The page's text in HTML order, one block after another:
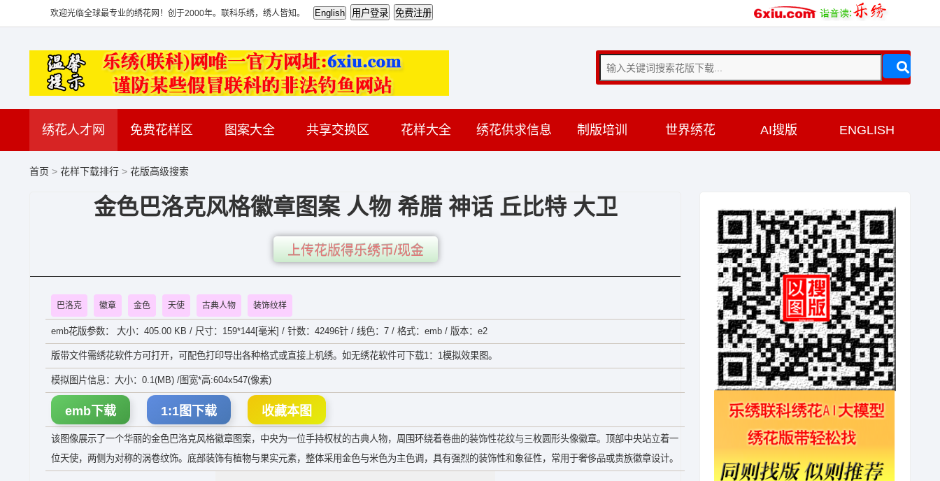
欢迎光临全球最专业的绣花网！创于2000年。联科乐绣，绣人皆知。
绣花人才网 免费花样区 图案大全 共享交换区 花样大全 绣花供求信息 制版培训 世界绣花 AI搜版 ENGLISH
首页 > 花样下载排行 > 花版高级搜索
金色巴洛克风格徽章图案 人物 希腊 神话 丘比特 大卫
上传花版得乐绣币/现金
巴洛克 徽章 金色 天使 古典人物 装饰纹样
emb花版参数： 大小：405.00 KB / 尺寸：159*144[毫米] / 针数：42496针 / 线色：7 / 格式：emb / 版本：e2
版带文件需绣花软件方可打开，可配色打印导出各种格式或直接上机绣。如无绣花软件可下载1：1模拟效果图。
模拟图片信息：大小：0.1(MB) /图宽*高:604x547(像素)
emb下载 1:1图下载 收藏本图
该图像展示了一个华丽的金色巴洛克风格徽章图案，中央为一位手持权杖的古典人物，周围环绕着卷曲的装饰性花纹与三枚圆形头像徽章。顶部中央站立着一
位天使，两侧为对称的涡卷纹饰。底部装饰有植物与果实元素，整体采用金色与米色为主色调，具有强烈的装饰性和象征性，常用于奢侈品或贵族徽章设计。